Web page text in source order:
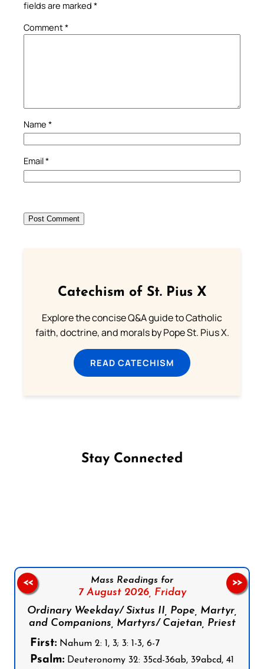
fields are marked *
Comment*
Name *
Email*
Catechism of St. Pius X
Explore the concise Q&A guide to Catholic
faith, doctrine, and morals by Pope St. Pius X.
READ CATECHISM
Stay Connected
Mass Readings for
7 August 2026, Friday
Ordinary Weekday/ Sixtus II, Pope, Martyr,
and Companions, Martyrs/ Cajetan, Priest
First: Nahum 2: 1, 3; 3: 1-3, 6-7
Psalm: Deuteronomy 32: 35cd-36ab, 39abcd, 41
<< >>